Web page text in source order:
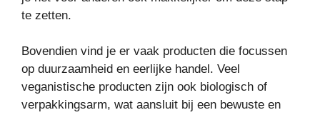
te zetten.
Bovendien vind je er vaak producten die focussen
op duurzaamheid en eerlijke handel. Veel
veganistische producten zijn ook biologisch of
verpakkingsarm, wat aansluit bij een bewuste en